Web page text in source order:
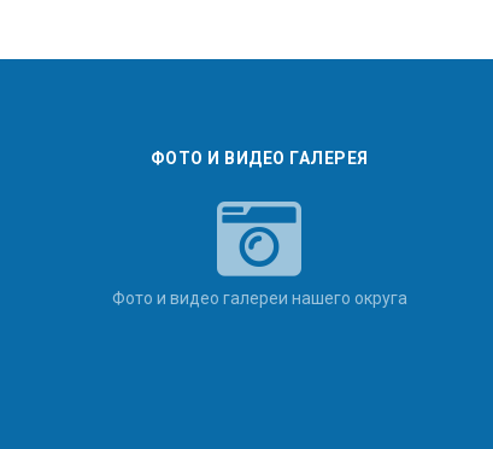
ФОТО И ВИДЕО ГАЛЕРЕЯ
Фото и видео галереи нашего округа